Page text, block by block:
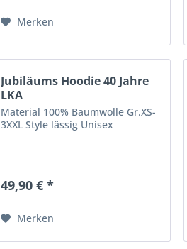
Merken
Jubiläums Hoodie 40 Jahre
LKA
Material 100% Baumwolle Gr.XS-
3XXL Style lässig Unisex
49,90 € *
Merken